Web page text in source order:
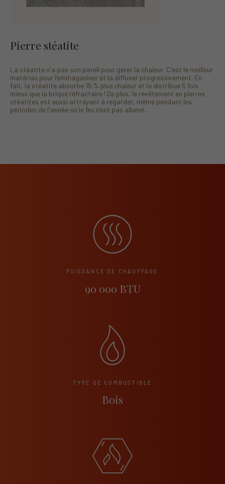
Pierre stéatite
La stéatite n'a pas son pareil pour gérer la chaleur. C'est le meilleur
matériau pour l’emmagasiner et la diffuser progressivement. En
fait, la stéatite absorbe 15 % plus chaleur et la distribue 5 fois
mieux que la brique réfractaire ! De plus, le revêtement en pierres
stéatites est aussi attrayant à regarder, même pendant les
périodes de l'année où le feu n’est pas allumé.
PUISSANCE DE CHAUFFAGE
90 000 BTU
TYPE DE COMBUSTIBLE
Bois